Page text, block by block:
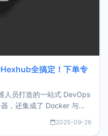
全搞定！下单专
人员打造的一站式 DevOps
，还集成了 Docker 与常
同时搞定运维与数据库操
2025-09-26